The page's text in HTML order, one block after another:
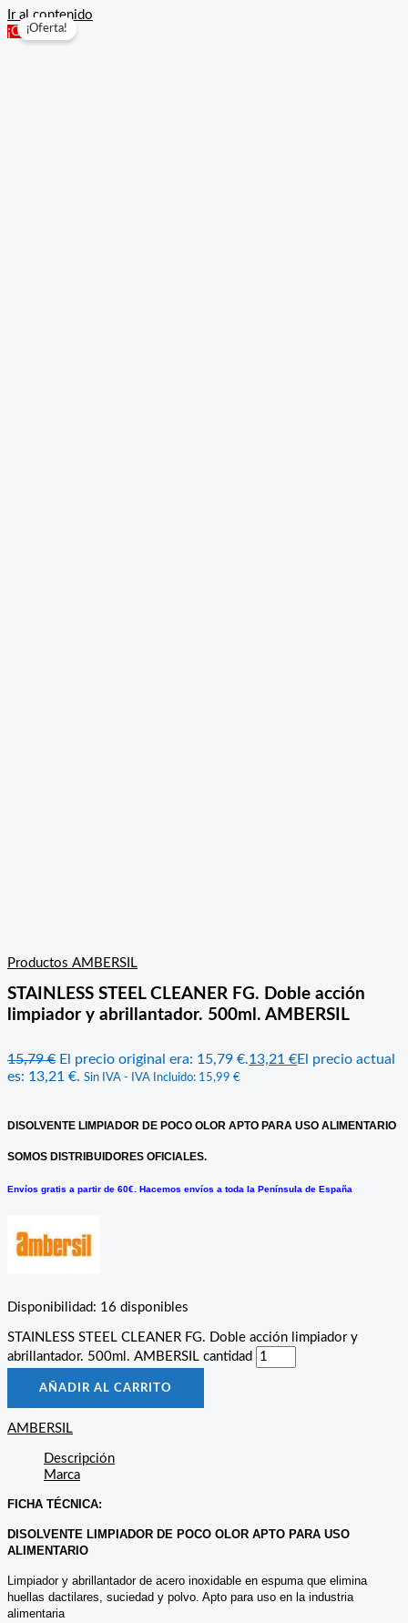
Ir al contenido
¡Oferta!
Productos AMBERSIL
STAINLESS STEEL CLEANER FG. Doble acción
limpiador y abrillantador. 500ml. AMBERSIL
15,79€ El precio original era: 15,79 €.13,21 €El precio actual
es: 13,21 €. Sin IVA - IVA Incluido: 15,99 €
DISOLVENTE LIMPIADOR DE POCO OLOR APTO PARA USO ALIMENTARIO
SOMOS DISTRIBUIDORES OFICIALES.
Envíos gratis a partir de 60€. Hacemos envíos a toda la Península de España
Disponibilidad: 16 disponibles
STAINLESS STEEL CLEANER FG. Doble acción limpiador y
abrillantador. 500ml. AMBERSIL cantidad
AÑADIR AL CARRITO
AMBERSIL
Descripción
Marca
FICHA TÉCNICA:
DISOLVENTE LIMPIADOR DE POCO OLOR APTO PARA USO
ALIMENTARIO
Limpiador y abrillantador de acero inoxidable en espuma que elimina
huellas dactilares, suciedad y polvo. Apto para uso en la industria
alimentaria
¡Oferta!